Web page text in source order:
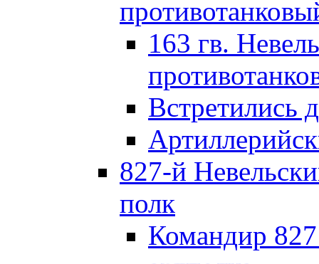
163 гв.
Встретились
827-й
полк
Командир 827